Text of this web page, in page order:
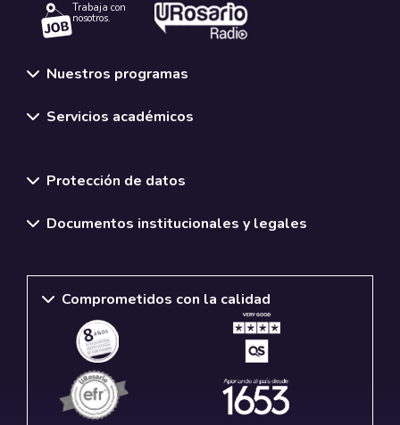
Trabaja con
nosotros.
Nuestros programas
Servicios académicos
Protección de datos
Documentos institucionales y legales
Comprometidos con la calidad